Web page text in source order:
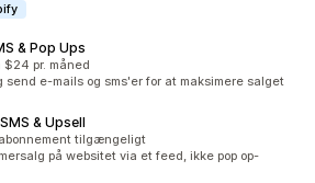
& Pop Ups
i alt
$24 pr. måned
send e-mails og sms'er for at maksimere salget
& Upsell
tilgængeligt
på websitet via et feed, ikke pop op-